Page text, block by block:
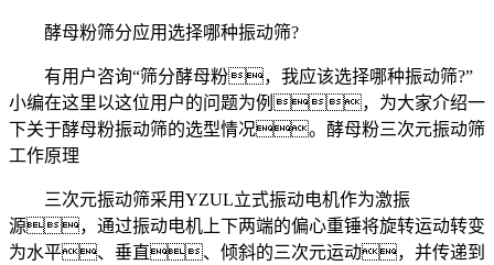
酵母粉筛分应用选择哪种振动筛?
有用户咨询“筛分酵母粉，我应该选择哪种振动筛?”
小编在这里以这位用户的问题为例，为大家介绍一
下关于酵母粉振动筛的选型情况。酵母粉三次元振动筛
工作原理
三次元振动筛采用YZUL立式振动电机作为激振
源，通过振动电机上下两端的偏心重锤将旋转运动转变
为水平、垂直、倾斜的三次元运动，并传递到